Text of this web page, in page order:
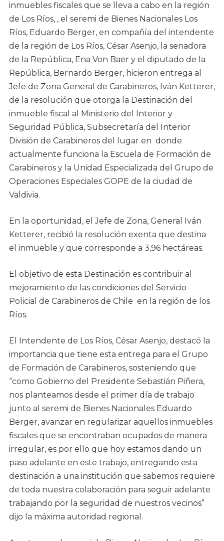
inmuebles fiscales que se lleva a cabo en la región
de Los Ríos, , el seremi de Bienes Nacionales Los
Ríos, Eduardo Berger, en compañía del intendente
de la región de Los Ríos, César Asenjo, la senadora
de la República, Ena Von Baer y el diputado de la
República, Bernardo Berger, hicieron entrega al
Jefe de Zona General de Carabineros, Iván Ketterer,
de la resolución que otorga la Destinación del
inmueble fiscal al Ministerio del Interior y
Seguridad Pública, Subsecretaría del Interior
División de Carabineros del lugar en donde
actualmente funciona la Escuela de Formación de
Carabineros y la Unidad Especializada del Grupo de
Operaciones Especiales GOPE de la ciudad de
Valdivia.
En la oportunidad, el Jefe de Zona, General Iván
Ketterer, recibió la resolución exenta que destina
el inmueble y que corresponde a 3,96 hectáreas.
El objetivo de esta Destinación es contribuir al
mejoramiento de las condiciones del Servicio
Policial de Carabineros de Chile en la región de los
Ríos.
El Intendente de Los Ríos, César Asenjo, destacó la
importancia que tiene esta entrega para el Grupo
de Formación de Carabineros, sosteniendo que
“como Gobierno del Presidente Sebastián Piñera,
nos planteamos desde el primer día de trabajo
junto al seremi de Bienes Nacionales Eduardo
Berger, avanzar en regularizar aquellos inmuebles
fiscales que se encontraban ocupados de manera
irregular, es por ello que hoy estamos dando un
paso adelante en este trabajo, entregando esta
destinación a una institución que sabemos requiere
de toda nuestra colaboración para seguir adelante
trabajando por la seguridad de nuestros vecinos”
dijo la máxima autoridad regional.